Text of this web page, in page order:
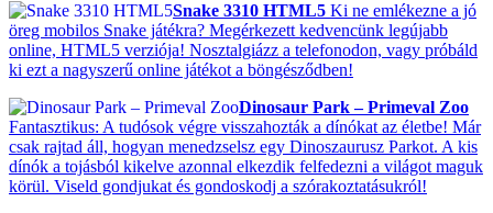
Snake 3310 HTML5 Ki ne emlékezne a jó
öreg mobilos Snake játékra? Megérkezett kedvencünk legújabb
online, HTML5 verziója! Nosztalgiázz a telefonodon, vagy próbáld
ki ezt a nagyszerű online játékot a böngésződben!
Dinosaur Park – Primeval Zoo
Fantasztikus: A tudósok végre visszahozták a dínókat az életbe! Már
csak rajtad áll, hogyan menedzselsz egy Dinoszaurusz Parkot. A kis
dínók a tojásból kikelve azonnal elkezdik felfedezni a világot maguk
körül. Viseld gondjukat és gondoskodj a szórakoztatásukról!